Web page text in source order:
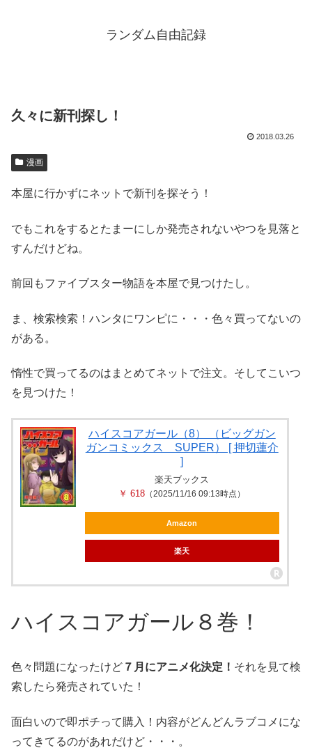
ランダム自由記録
久々に新刊探し！
2018.03.26
漫画
本屋に行かずにネットで新刊を探そう！
でもこれをするとたまーにしか発売されないやつを見落と
すんだけどね。
前回もファイブスター物語を本屋で見つけたし。
ま、検索検索！ハンタにワンピに・・・色々買ってないの
がある。
惰性で買ってるのはまとめてネットで注文。そしてこいつ
を見つけた！
ハイスコアガール（8） （ビッグガン
ガンコミックス SUPER） [ 押切蓮介
]
楽天ブックス
￥ 618 （2025/11/16 09:13時点）
Amazon
楽天
ハイスコアガール８巻！
色々問題になったけど ７月にアニメ化決定！ それを見て検
索したら発売されていた！
面白いので即ポチって購入！内容がどんどんラブコメにな
ってきてるのがあれだけど・・・。